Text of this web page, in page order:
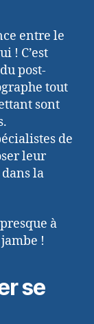
entre le
! C’est
post-
tout
sont
de
leur
la
à
!
se